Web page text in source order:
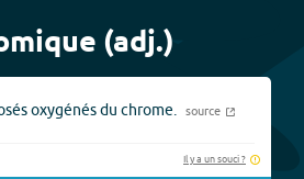
(adj.)
oxygénés du chrome. source
Il y a un souci ?